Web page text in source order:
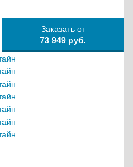
Заказать от
73 949 руб.